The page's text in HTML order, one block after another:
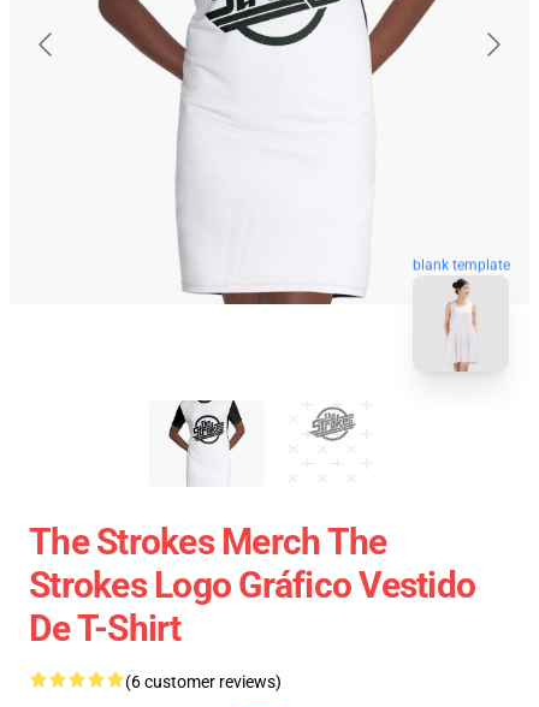
blank template
The Strokes Merch The
Strokes Logo Gráfico Vestido
De T-Shirt
(6 customer reviews)